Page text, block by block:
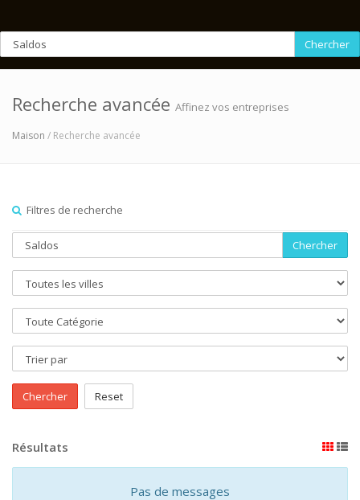
Chercher
Recherche avancée Affinez vos entreprises
Maison / Recherche avancée
Filtres de recherche
Chercher
Chercher Reset
Résultats
Pas de messages